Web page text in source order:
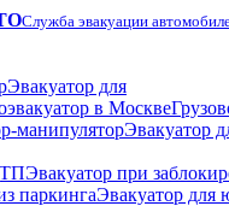
Служба эвакуации
Эвакуатор для
в Москве
манипуляторЭвакуатор
Эвакуатор при
паркингаЭвакуатор для